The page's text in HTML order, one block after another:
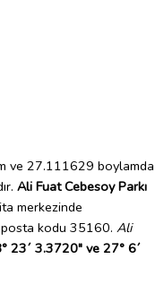
ve 27.111629 boylamda
Ali Fuat Cebesoy Parkı
merkezinde
posta kodu 35160. Ali
23´ 3.3720" ve 27° 6´